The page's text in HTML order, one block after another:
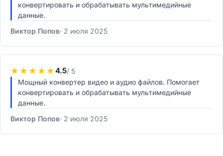
конвертировать и обрабатывать мультимедийные
данные.
Виктор Попов 2 июля 2025
★ ★ ★ ★ ★4.5/ 5
Мощный конвертер видео и аудио файлов. Помогает
конвертировать и обрабатывать мультимедийные
данные.
Виктор Попов 2 июля 2025